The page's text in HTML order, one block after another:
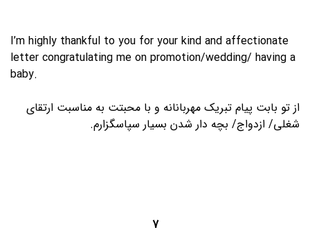
I’m highly thankful to you for your kind and affectionate
letter congratulating me on promotion/wedding/ having a
baby.
از تو بابت پیام تبریک مهربانانه و با محبتت به مناسبت ارتقای
شغلی/ ازدواج/ بچه دار شدن بسیار سپاسگزارم.
7